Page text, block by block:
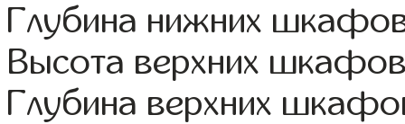
Глубина нижних
Высота верхних
Глубина верхних